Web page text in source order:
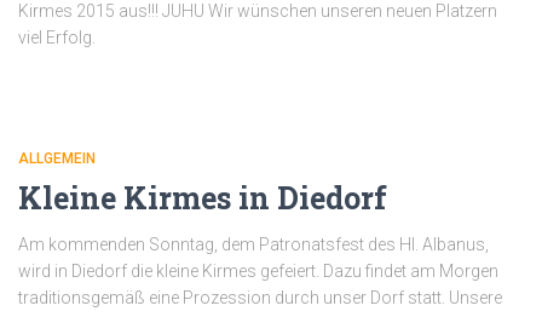
Kirmes 2015 aus!!! JUHU Wir wünschen unseren neuen Platzern
viel Erfolg.
ALLGEMEIN
Kleine Kirmes in Diedorf
Am kommenden Sonntag, dem Patronatsfest des Hl. Albanus,
wird in Diedorf die kleine Kirmes gefeiert. Dazu findet am Morgen
traditionsgemäß eine Prozession durch unser Dorf statt. Unsere